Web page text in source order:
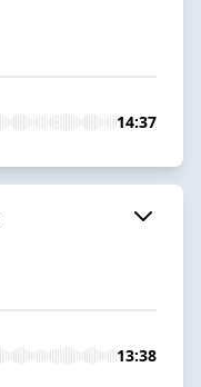
14:37
13:38